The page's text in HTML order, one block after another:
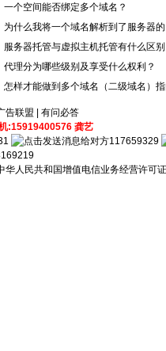
一个空间能否绑定多个域名？
为什么我将一个域名解析到了服务器
服务器托管与虚拟主机托管有什么区
代理分为哪些级别及享受什么权利？
怎样才能做到多个域名（二级域名）
告联盟
有问必答
:15919400576 龚艺
117659329
华人民共和国增值电信业务经营许可